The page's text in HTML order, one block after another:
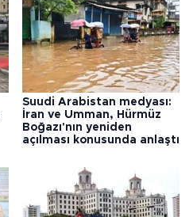
Suudi Arabistan medyası:
İran ve Umman, Hürmüz
Boğazı'nın yeniden
açılması konusunda anlaştı